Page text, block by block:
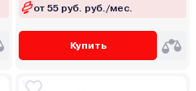
от 55 руб. руб./мес.
Купить